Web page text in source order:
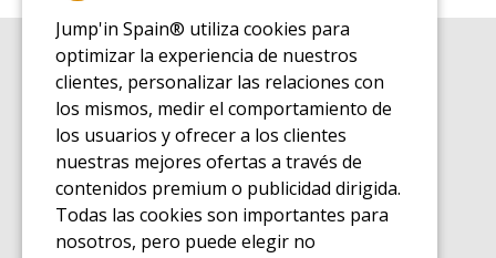
GUÍA DE COMPRA
Guía de compra para las camas elásticas de ocio
GUÍA DE INSTALACIÓN
Guía de montaje para la cama elástica de ocio
GUÍA DE MANTENIMIENTO
Guía de mantenimiento de las camas elásticas de ocio
GUÍA DE INICIO
Guía de descubrimiento de las camas elásticas de ocio
Jump'in Spain® utiliza cookies para
optimizar la experiencia de nuestros
clientes, personalizar las relaciones con
los mismos, medir el comportamiento de
los usuarios y ofrecer a los clientes
nuestras mejores ofertas a través de
contenidos premium o publicidad dirigida.
Todas las cookies son importantes para
nosotros, pero puede elegir no